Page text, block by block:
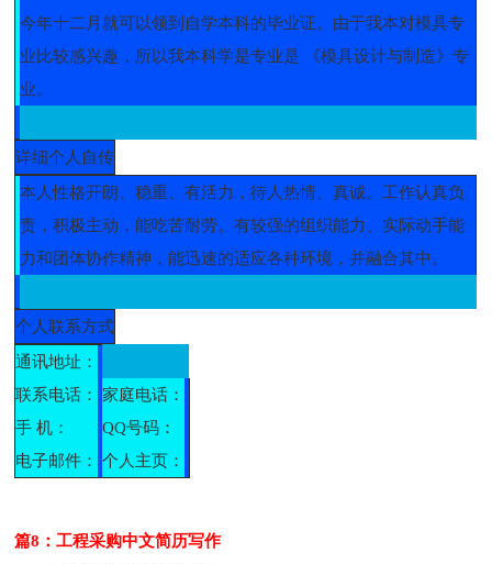
今年十二月就可以领到自学本科的毕业证。由于我本对模具专
业比较感兴趣，所以我本科学是专业是 《模具设计与制造》专
业。
详细个人自传
本人性格开朗、稳重、有活力，待人热情、真诚。工作认真负
责，积极主动，能吃苦耐劳。有较强的组织能力、实际动手能
力和团体协作精神，能迅速的适应各种环境，并融合其中。
个人联系方式
通讯地址：
联系电话：
家庭电话：
手 机：
QQ号码：
电子邮件：
个人主页：
篇8：工程采购中文简历写作